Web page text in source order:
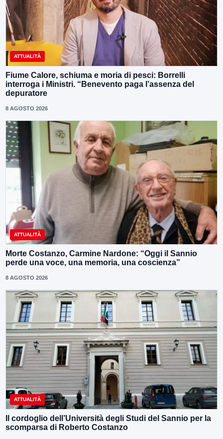
ATTUALITÀ
Fiume Calore, schiuma e moria di pesci: Borrelli
interroga i Ministri. “Benevento paga l’assenza del
depuratore
8 AGOSTO 2026
ATTUALITÀ
Morte Costanzo, Carmine Nardone: “Oggi il Sannio
perde una voce, una memoria, una coscienza”
8 AGOSTO 2026
ATTUALITÀ
Il cordoglio dell’Università degli Studi del Sannio per la
scomparsa di Roberto Costanzo